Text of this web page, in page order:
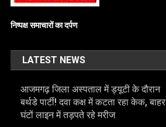
निष्पक्ष समाचारों का दर्पण
LATEST NEWS
आजमगढ़ जिला अस्पताल में ड्यूटी के दौरान
बर्थडे पार्टी! दवा कक्ष में कटता रहा केक, बाहर
घंटों लाइन में तड़पते रहे मरीज